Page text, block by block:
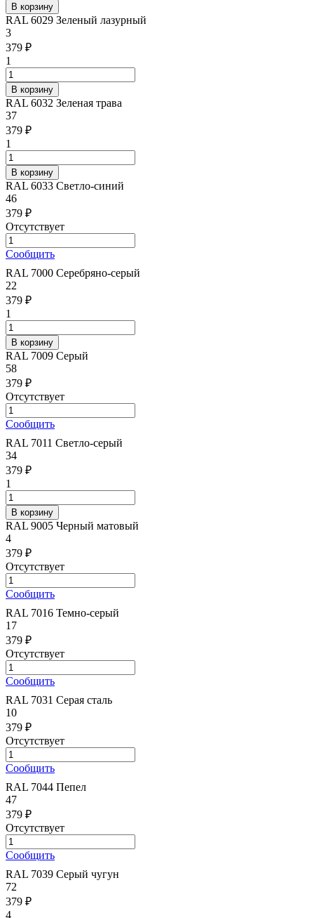
RAL 6029 Зеленый лазурный
3
379 ₽
1
RAL 6032 Зеленая трава
37
379 ₽
1
RAL 6033 Светло-синий
46
379 ₽
Отсутствует
Сообщить
RAL 7000 Серебряно-серый
22
379 ₽
1
RAL 7009 Серый
58
379 ₽
Отсутствует
Сообщить
RAL 7011 Светло-серый
34
379 ₽
1
RAL 9005 Черный матовый
4
379 ₽
Отсутствует
Сообщить
RAL 7016 Темно-серый
17
379 ₽
Отсутствует
Сообщить
RAL 7031 Серая сталь
10
379 ₽
Отсутствует
Сообщить
RAL 7044 Пепел
47
379 ₽
Отсутствует
Сообщить
RAL 7039 Серый чугун
72
379 ₽
4